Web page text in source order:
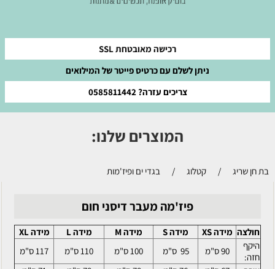
רכישה מאובטחת SSL
ניתן לשלם עם כרטיס פייטר של המילואים
צריכים עזרה? 0585811442
המוצרים שלנו:
בת חן שריג / קטלוג / בגדי ים ופיז'מות
פיז'מה מעבר דיסני חום
חולצה מידה XS מידה S מידה M מידה L
מידה XL
היקף
חזה:
90 ס"מ 95 ס"מ 100 ס"מ 110 ס"מ
117 ס"מ